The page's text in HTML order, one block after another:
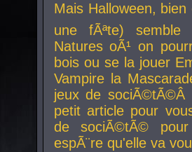
Mais Halloween, bien
une fÃªte) semble
Natures oÃ¹ on
bois ou se la jouer
Vampire la
jeux de
petit article pour
de sociÃ©tÃ©
espÃ¨re qu'elle va